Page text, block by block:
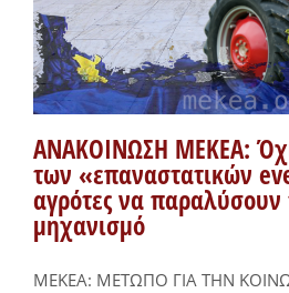
ΑΝΑΚΟΙΝΩΣΗ ΜΕΚΕΑ:
των «επαναστατικών
αγρότες να παραλύσουν
μηχανισμό
ΜΕΚΕΑ: ΜΕΤΩΠΟ ΓΙΑ ΤΗΝ